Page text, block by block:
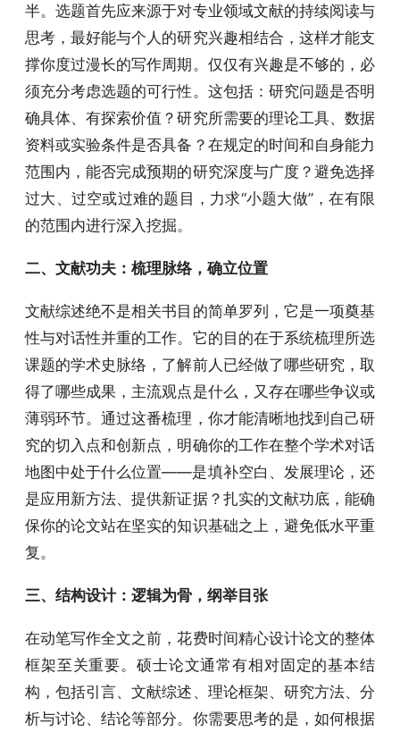
半。选题首先应来源于对专业领域文献的持续阅读与
思考，最好能与个人的研究兴趣相结合，这样才能支
撑你度过漫长的写作周期。仅仅有兴趣是不够的，必
须充分考虑选题的可行性。这包括：研究问题是否明
确具体、有探索价值？研究所需要的理论工具、数据
资料或实验条件是否具备？在规定的时间和自身能力
范围内，能否完成预期的研究深度与广度？避免选择
过大、过空或过难的题目，力求“小题大做”，在有限
的范围内进行深入挖掘。
二、文献功夫：梳理脉络，确立位置
文献综述绝不是相关书目的简单罗列，它是一项奠基
性与对话性并重的工作。它的目的在于系统梳理所选
课题的学术史脉络，了解前人已经做了哪些研究，取
得了哪些成果，主流观点是什么，又存在哪些争议或
薄弱环节。通过这番梳理，你才能清晰地找到自己研
究的切入点和创新点，明确你的工作在整个学术对话
地图中处于什么位置——是填补空白、发展理论，还
是应用新方法、提供新证据？扎实的文献功底，能确
保你的论文站在坚实的知识基础之上，避免低水平重
复。
三、结构设计：逻辑为骨，纲举目张
在动笔写作全文之前，花费时间精心设计论文的整体
框架至关重要。硕士论文通常有相对固定的基本结
构，包括引言、文献综述、理论框架、研究方法、分
析与讨论、结论等部分。你需要思考的是，如何根据